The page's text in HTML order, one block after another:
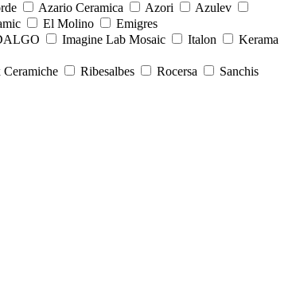
Azario Ceramica Azori
Azulev
El Molino
Emigres
Imagine Lab Mosaic Italon
Kerama
Ceramiche Ribesalbes Rocersa
Sanchis